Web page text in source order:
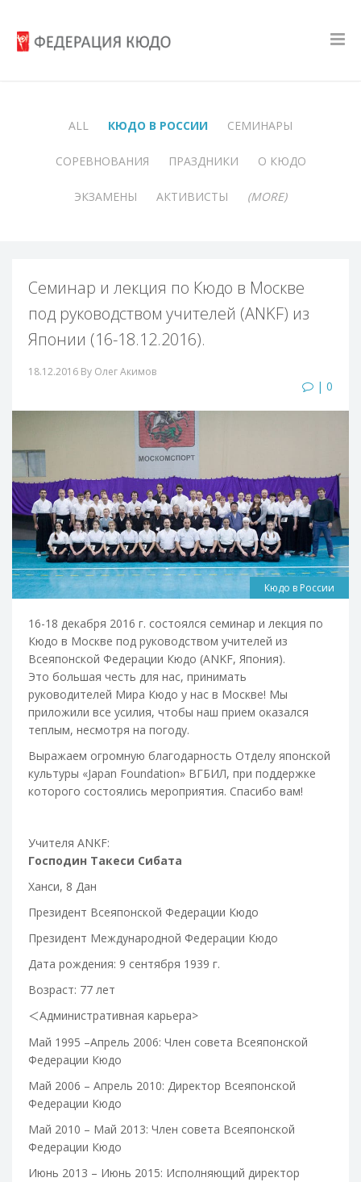
ALL КЮДО В РОССИИ СЕМИНАРЫ
СОРЕВНОВАНИЯ ПРАЗДНИКИ О КЮДО
ЭКЗАМЕНЫ АКТИВИСТЫ (MORE)
Семинар и лекция по Кюдо в Москве
под руководством учителей (ANKF) из
Японии (16-18.12.2016).
18.12.2016 By Олег Акимов
| 0
Кюдо в России
16-18 декабря 2016 г. состоялся семинар и лекция по
Кюдо в Москве под руководством учителей из
Всеяпонской Федерации Кюдо (ANKF, Япония).
Это большая честь для нас, принимать
руководителей Мира Кюдо у нас в Москве! Мы
приложили все усилия, чтобы наш прием оказался
теплым, несмотря на погоду.
Выражаем огромную благодарность Отделу японской
культуры «Japan Foundation» ВГБИЛ, при поддержке
которого состоялись мероприятия. Спасибо вам!
Учителя ANKF:
Господин Такеси Сибата
Ханси, 8 Дан
Президент Всеяпонской Федерации Кюдо
Президент Международной Федерации Кюдо
Дата рождения: 9 сентября 1939 г.
Возраст: 77 лет
＜Административная карьера>
Май 1995 –Апрель 2006: Член совета Всеяпонской
Федерации Кюдо
Май 2006 – Апрель 2010: Директор Всеяпонской
Федерации Кюдо
Май 2010 – Май 2013: Член совета Всеяпонской
Федерации Кюдо
Июнь 2013 – Июнь 2015: Исполняющий директор